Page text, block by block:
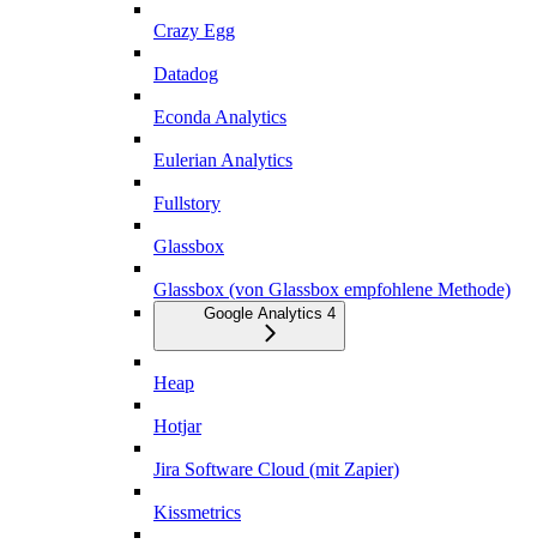
Crazy Egg
Datadog
Econda Analytics
Eulerian Analytics
Fullstory
Glassbox
Glassbox (von Glassbox empfohlene Methode)
Google Analytics 4
Heap
Hotjar
Jira Software Cloud (mit Zapier)
Kissmetrics